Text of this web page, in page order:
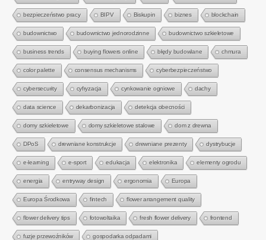
bezpieczeństwo pracy BIPV Biskupin biznes blockchain
budownictwo budownictwo jednorodzinne budownictwo szkieletowe
business trends buying flowers online błędy budowlane chmura
color palette consensus mechanisms cyberbezpieczeństwo
cybersecurity cyfryzacja cynkowanie ogniowe dachy
data science dekarbonizacja detekcja obecności
domy szkieletowe domy szkieletowe stalowe dom z drewna
DPoS drewniane konstrukcje drewniane prezenty dystrybucje
e-learning e-sport edukacja elektronika elementy ogrodu
energia entryway design ergonomia Europa
Europa Środkowa fintech flower arrangement quality
flower delivery tips fotowoltaika fresh flower delivery frontend
fuzje przewoźników gospodarka odpadami